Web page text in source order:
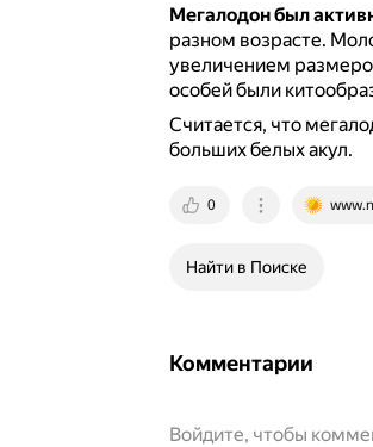
Мегалодон был
разном возрасте.
увеличением
особей были
Считается, что
больших белых акул.
0
Найти в Поиске
Комментарии
Войдите, чтобы